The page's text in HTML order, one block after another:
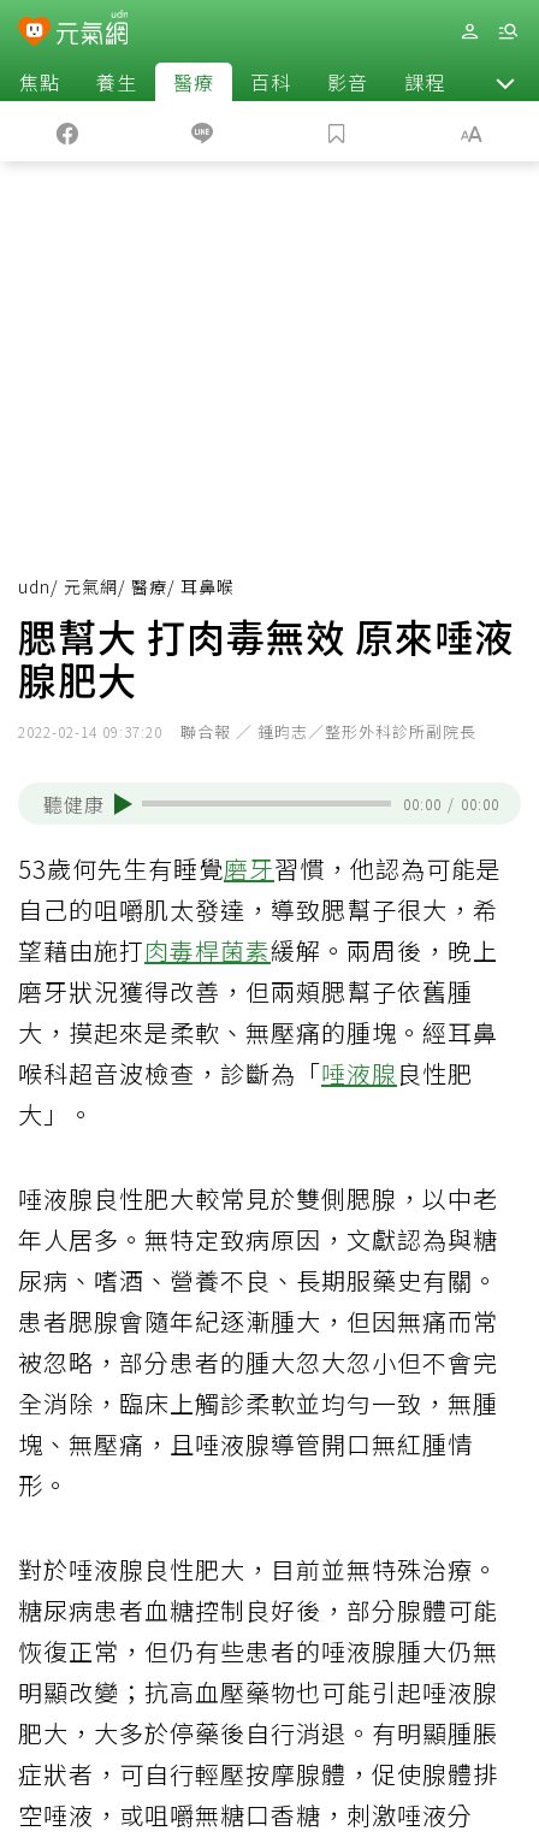
焦點 養生 醫療 百科 影音 課程 退休
udn/ 元氣網/ 醫療/ 耳鼻喉
腮幫大 打肉毒無效 原來唾液
腺肥大
2022-02-14 09:37:20 聯合報 ／ 鍾昀志／整形外科診所副院長
聽健康 00:00 / 00:00
53歲何先生有睡覺磨牙習慣，他認為可能是
自己的咀嚼肌太發達，導致腮幫子很大，希
望藉由施打肉毒桿菌素緩解。兩周後，晚上
磨牙狀況獲得改善，但兩頰腮幫子依舊腫
大，摸起來是柔軟、無壓痛的腫塊。經耳鼻
喉科超音波檢查，診斷為「唾液腺良性肥
大」。
唾液腺良性肥大較常見於雙側腮腺，以中老
年人居多。無特定致病原因，文獻認為與糖
尿病、嗜酒、營養不良、長期服藥史有關。
患者腮腺會隨年紀逐漸腫大，但因無痛而常
被忽略，部分患者的腫大忽大忽小但不會完
全消除，臨床上觸診柔軟並均勻一致，無腫
塊、無壓痛，且唾液腺導管開口無紅腫情
形。
對於唾液腺良性肥大，目前並無特殊治療。
糖尿病患者血糖控制良好後，部分腺體可能
恢復正常，但仍有些患者的唾液腺腫大仍無
明顯改變；抗高血壓藥物也可能引起唾液腺
肥大，大多於停藥後自行消退。有明顯腫脹
症狀者，可自行輕壓按摩腺體，促使腺體排
空唾液，或咀嚼無糖口香糖，刺激唾液分